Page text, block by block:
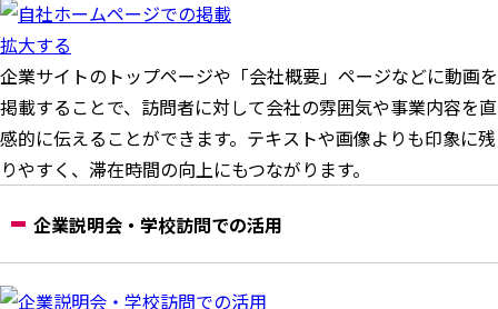
拡大する
企業サイトのトップページや「会社概要」ページなどに動画を
掲載することで、訪問者に対して会社の雰囲気や事業内容を直
感的に伝えることができます。テキストや画像よりも印象に残
りやすく、滞在時間の向上にもつながります。
企業説明会・学校訪問での活用